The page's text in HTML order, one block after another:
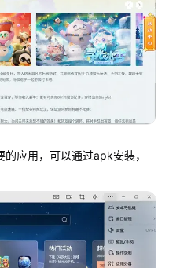
应用，可以通过apk安装，